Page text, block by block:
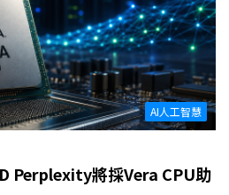
AI人工智慧
Perplexity將採Vera CPU助